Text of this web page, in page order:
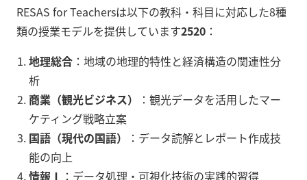
RESAS for Teachersは以下の教科・科目に対応した8種
類の授業モデルを提供しています2520 ：
地理総合 ：地域の地理的特性と経済構造の関連性分
析
商業（観光ビジネス）
：観光データを活用したマー
ケティング戦略立案
国語（現代の国語）
：データ読解とレポート作成技
能の向上
情報Ⅰ ：データ処理・可視化技術の実践的習得